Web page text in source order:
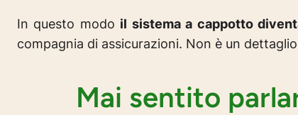
In questo modo il sistema a cappotto
compagnia di assicurazioni. Non è un
Mai sentito